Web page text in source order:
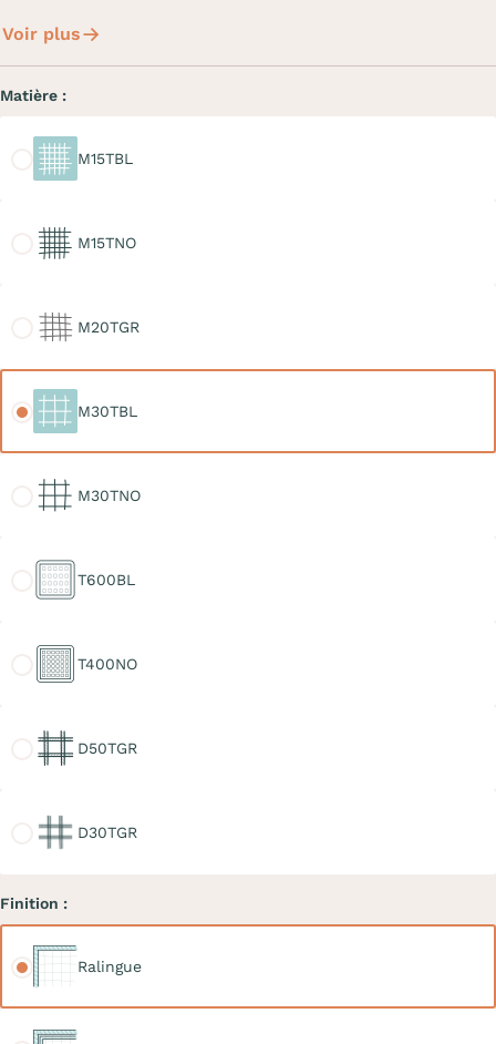
Voir plus
Matière :
M15TBL
M15TNO
M20TGR
M30TBL
M30TNO
T600BL
T400NO
D50TGR
D30TGR
Finition :
Ralingue